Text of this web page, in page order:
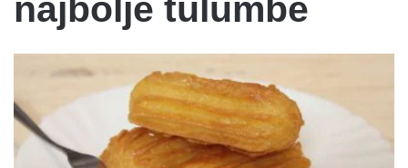
najbolje tulumbe